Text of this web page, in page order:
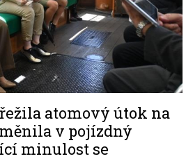
atomový útok na
v pojízdný
minulost se